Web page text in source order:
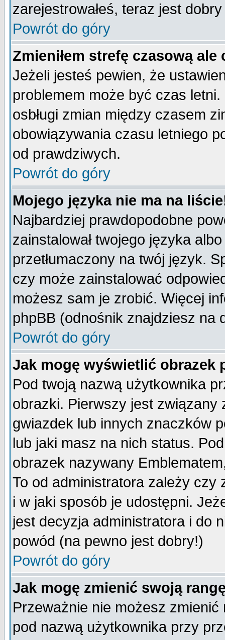
zarejestrowałeś, teraz jest
Powrót do góry
Zmieniłem strefę czasową
Jeżeli jesteś pewien, że
problemem może być czas
osbługi zmian między czasem
obowiązywania czasu letniego
od prawdziwych.
Powrót do góry
Mojego języka nie ma na
Najbardziej prawdopodobne
zainstalował twojego języka
przetłumaczony na twój język.
czy może zainstalować
możesz sam je zrobić. Więcej
phpBB (odnośnik znajdziesz na
Powrót do góry
Jak mogę wyświetlić obrazek
Pod twoją nazwą użytkownika
obrazki. Pierwszy jest
gwiazdek lub innych znaczków
lub jaki masz na nich status.
obrazek nazywany
To od administratora zależy czy
i w jaki sposób je udostępni.
jest decyzja administratora i do
powód (na pewno jest dobry!)
Powrót do góry
Jak mogę zmienić swoją
Przeważnie nie możesz
pod nazwą użytkownika przy